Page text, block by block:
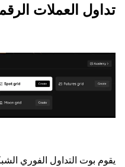
تداول العملات
يقوم بوت التداول الفوري